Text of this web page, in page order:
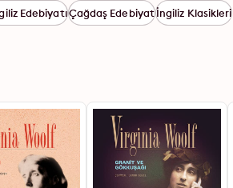
EdebiyatıÇağdaş Edebiyatİngiliz Klasikleri